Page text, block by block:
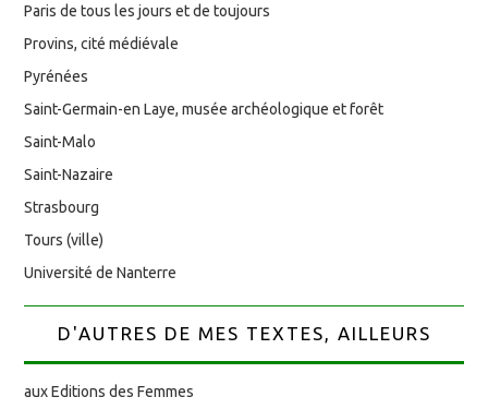
Paris de tous les jours et de toujours
Provins, cité médiévale
Pyrénées
Saint-Germain-en Laye, musée archéologique et forêt
Saint-Malo
Saint-Nazaire
Strasbourg
Tours (ville)
Université de Nanterre
D'AUTRES DE MES TEXTES, AILLEURS
aux Editions des Femmes